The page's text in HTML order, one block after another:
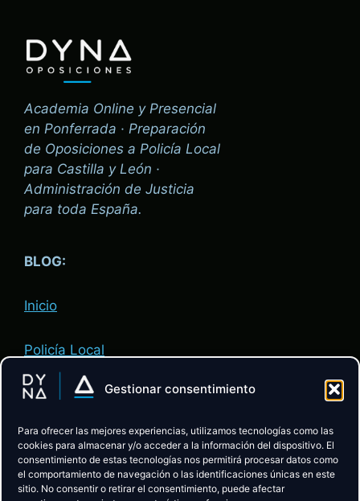
Gestionar consentimiento
Para ofrecer las mejores experiencias, utilizamos tecnologías como las
cookies para almacenar y/o acceder a la información del dispositivo. El
consentimiento de estas tecnologías nos permitirá procesar datos como
el comportamiento de navegación o las identificaciones únicas en este
sitio. No consentir o retirar el consentimiento, puede afectar
Academia Online y Presencial
en Ponferrada · Preparación
de Oposiciones a Policía Local
para Castilla y León ·
Administración de Justicia
para toda España.
BLOG:
Inicio
Policía Local
Administración de Justicia
ACADEMIA:
Descubre la Academia